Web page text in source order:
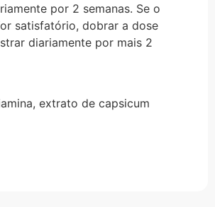
por 2 semanas. Se o
satisfatório, dobrar a dose
diariamente por mais 2
extrato de capsicum